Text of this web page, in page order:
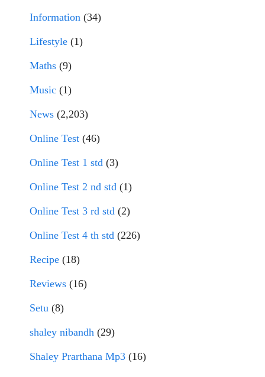
Information (34)
Lifestyle (1)
Maths (9)
Music (1)
News (2,203)
Online Test (46)
Online Test 1 std (3)
Online Test 2 nd std (1)
Online Test 3 rd std (2)
Online Test 4 th std (226)
Recipe (18)
Reviews (16)
Setu (8)
shaley nibandh (29)
Shaley Prarthana Mp3 (16)